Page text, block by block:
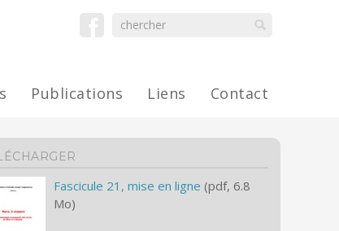
Publications Liens Contact
Fascicule 21, mise en ligne (pdf, 6.8
Mo)